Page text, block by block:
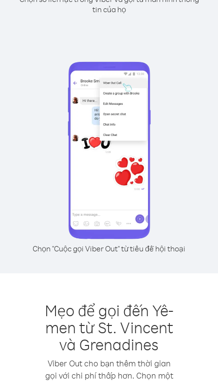
tin của họ
Chọn "Cuộc gọi Viber Out" từ tiêu đề hội thoại
Mẹo để gọi đến Yê-
men từ St. Vincent
và Grenadines
Viber Out cho bạn thêm thời gian
gọi với chi phí thấp hơn. Chọn một